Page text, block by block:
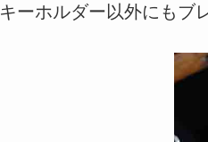
キーホルダー以外にもブ